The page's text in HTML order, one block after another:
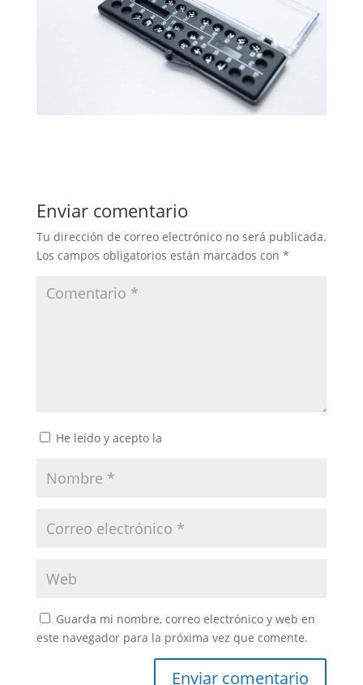
Enviar comentario
Tu dirección de correo electrónico no será publicada.
Los campos obligatorios están marcados con *
He leído y acepto la
Guarda mi nombre, correo electrónico y web en
este navegador para la próxima vez que comente.